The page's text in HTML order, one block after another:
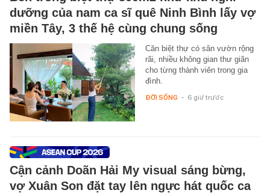
dưỡng của nam ca sĩ quê Ninh Bình lấy vợ
miền Tây, 3 thế hệ cùng chung sống
Căn biệt thự có sân vườn rộng
rãi, nhiều không gian thư giãn
cho từng thành viên trong gia
đình.
ĐỜI SỐNG - 6 giờ trước
Cận cảnh Doãn Hải My visual sáng bừng,
vợ Xuân Son đặt tay lên ngực hát quốc ca